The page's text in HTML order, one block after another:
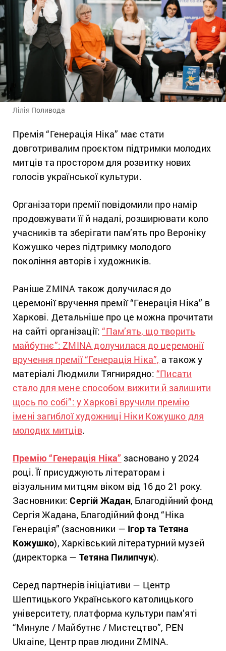
Лілія Поливода
Премія “Генерація Ніка” має стати
довготривалим проєктом підтримки молодих
митців та простором для розвитку нових
голосів української культури.
Організатори премії повідомили про намір
продовжувати її й надалі, розширювати коло
учасників та зберігати пам’ять про Вероніку
Кожушко через підтримку молодого
покоління авторів і художників.
Раніше ZMINA також долучилася до
церемонії вручення премії “Генерація Ніка” в
Харкові. Детальніше про це можна прочитати
на сайті організації: “Пам’ять, що творить
майбутнє”: ZMINA долучилася до церемонії
вручення премії “Генерація Ніка”, а також у
матеріалі Людмили Тягнирядно: “Писати
стало для мене способом вижити й залишити
щось по собі”: у Харкові вручили премію
імені загиблої художниці Ніки Кожушко для
молодих митців.
Премію “Генерація Ніка” засновано у 2024
році. Її присуджують літераторам і
візуальним митцям віком від 16 до 21 року.
Засновники:Сергій Жадан, Благодійний фонд
Сергія Жадана, Благодійний фонд “Ніка
Генерація” (засновники — Ігор та Тетяна
Кожушко), Харківський літературний музей
(директорка — Тетяна Пилипчук).
Серед партнерів ініціативи — Центр
Шептицького Українського католицького
університету, платформа культури пам’яті
“Минуле / Майбутнє / Мистецтво”, PEN
Ukraine, Центр прав людини ZMINA.